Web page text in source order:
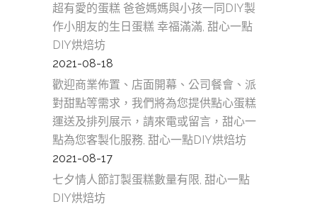
超有愛的蛋糕 爸爸媽媽與小孩一同DIY製
作小朋友的生日蛋糕 幸福滿滿, 甜心一點
DIY烘焙坊
2021-08-18
歡迎商業佈置、店面開幕、公司餐會、派
對甜點等需求，我們將為您提供點心蛋糕
運送及排列展示，請來電或留言，甜心一
點為您客製化服務, 甜心一點DIY烘焙坊
2021-08-17
七夕情人節訂製蛋糕數量有限, 甜心一點
DIY烘焙坊